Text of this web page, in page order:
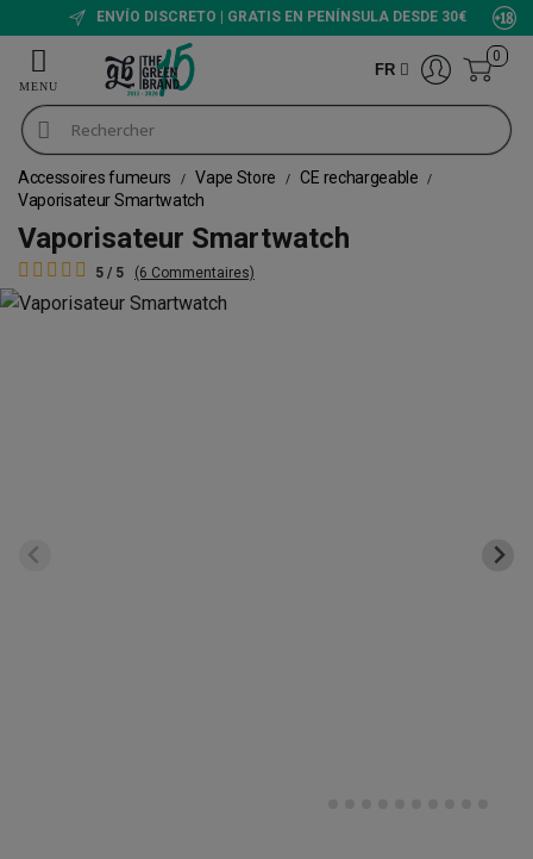
ENVÍO DISCRETO | GRATIS EN PENÍNSULA DESDE 30€
FR
0
Accessoires fumeurs Vape Store
CE rechargeable
Vaporisateur Smartwatch
Vaporisateur Smartwatch
5 / 5 (6 Commentaires)